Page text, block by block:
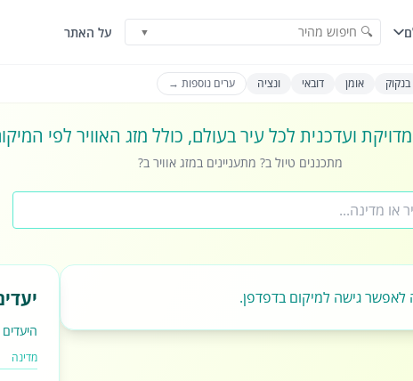
🔍 חיפוש מהיר ▼ על האתר
בנקוק אומן דובאי ונציה ערים נוספות →
מדויקת ועדכנית לכל עיר בעולם, כולל מזג האוויר לפי
מתכננים טיול ב? מתעניינים במזג אוויר ב?
גישה למיקום בדפדפן. יעדים
מדינה